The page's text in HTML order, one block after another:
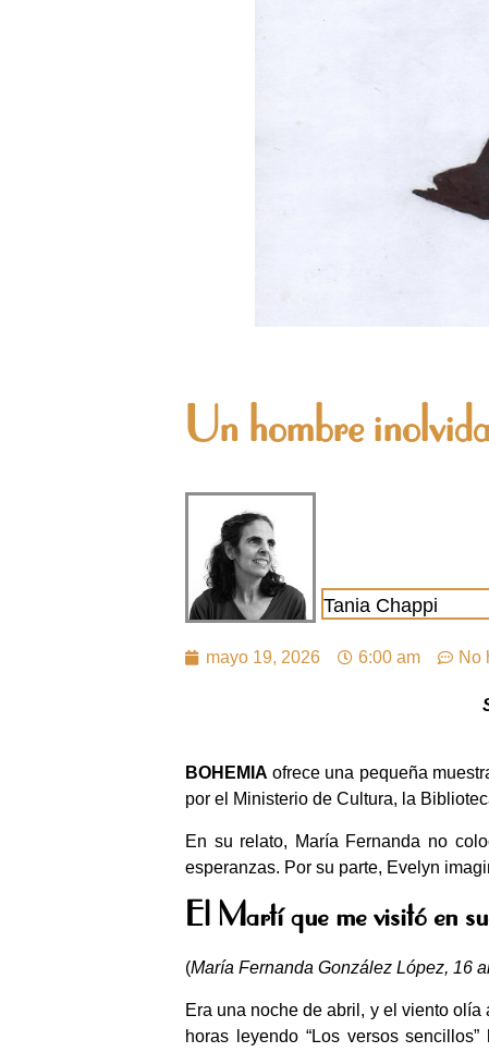
Un hombre
Tania Chappi
mayo 19, 2026 6:00 am No
BOHEMIA ofrece una pequeña
por el Ministerio de Cultura, la
En su relato, María Fernanda no
esperanzas. Por su parte, Evelyn
El Martí que me visitó en
(María Fernanda González López, 16
Era una noche de abril, y el viento
horas leyendo “Los versos